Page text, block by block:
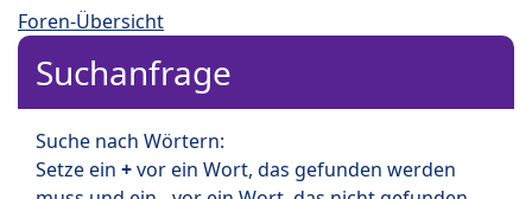
Foren-Übersicht
Suchanfrage
Suche nach Wörtern:
Setze ein +vor ein Wort, das gefunden werden